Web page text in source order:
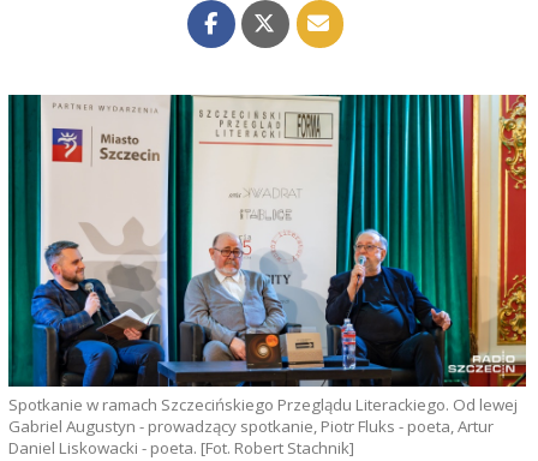
Spotkanie w ramach Szczecińskiego Przeglądu Literackiego. Od lewej
Gabriel Augustyn - prowadzący spotkanie, Piotr Fluks - poeta, Artur
Daniel Liskowacki - poeta. [Fot. Robert Stachnik]